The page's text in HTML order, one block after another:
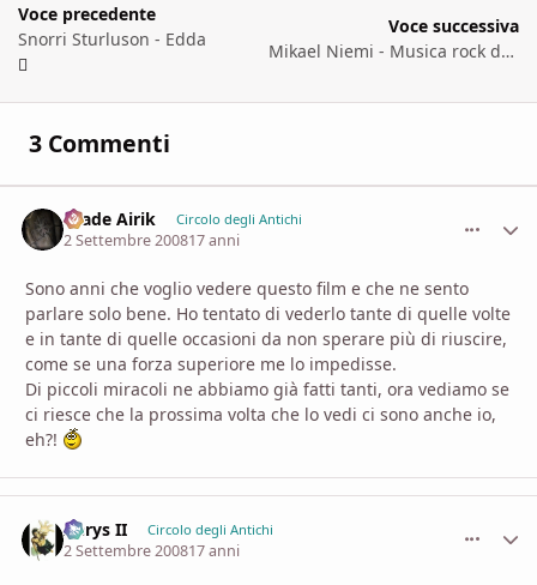
Voce precedente
Snorri Sturluson - Edda
Voce successiva
Mikael Niemi - Musica rock da Vittula
3 Commenti
Hiade Airik Circolo degli Antichi
2 Settembre 200817 anni
Sono anni che voglio vedere questo film e che ne sento
parlare solo bene. Ho tentato di vederlo tante di quelle volte
e in tante di quelle occasioni da non sperare più di riuscire,
come se una forza superiore me lo impedisse.
Di piccoli miracoli ne abbiamo già fatti tanti, ora vediamo se
ci riesce che la prossima volta che lo vedi ci sono anche io,
eh?!
Aerys II Circolo degli Antichi
2 Settembre 200817 anni